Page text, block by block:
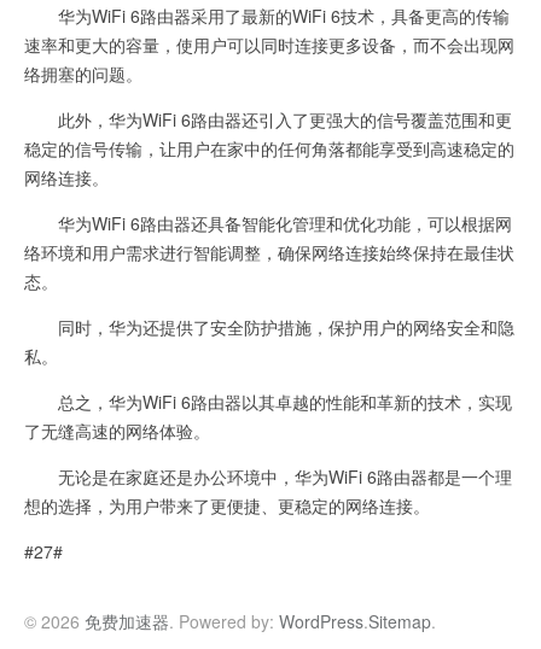
华为WiFi 6路由器采用了最新的WiFi 6技术，具备更高的传输
速率和更大的容量，使用户可以同时连接更多设备，而不会出现网
络拥塞的问题。
此外，华为WiFi 6路由器还引入了更强大的信号覆盖范围和更
稳定的信号传输，让用户在家中的任何角落都能享受到高速稳定的
网络连接。
华为WiFi 6路由器还具备智能化管理和优化功能，可以根据网
络环境和用户需求进行智能调整，确保网络连接始终保持在最佳状
态。
同时，华为还提供了安全防护措施，保护用户的网络安全和隐
私。
总之，华为WiFi 6路由器以其卓越的性能和革新的技术，实现
了无缝高速的网络体验。
无论是在家庭还是办公环境中，华为WiFi 6路由器都是一个理
想的选择，为用户带来了更便捷、更稳定的网络连接。
#27#
© 2026 免费加速器. Powered by: WordPress.Sitemap.